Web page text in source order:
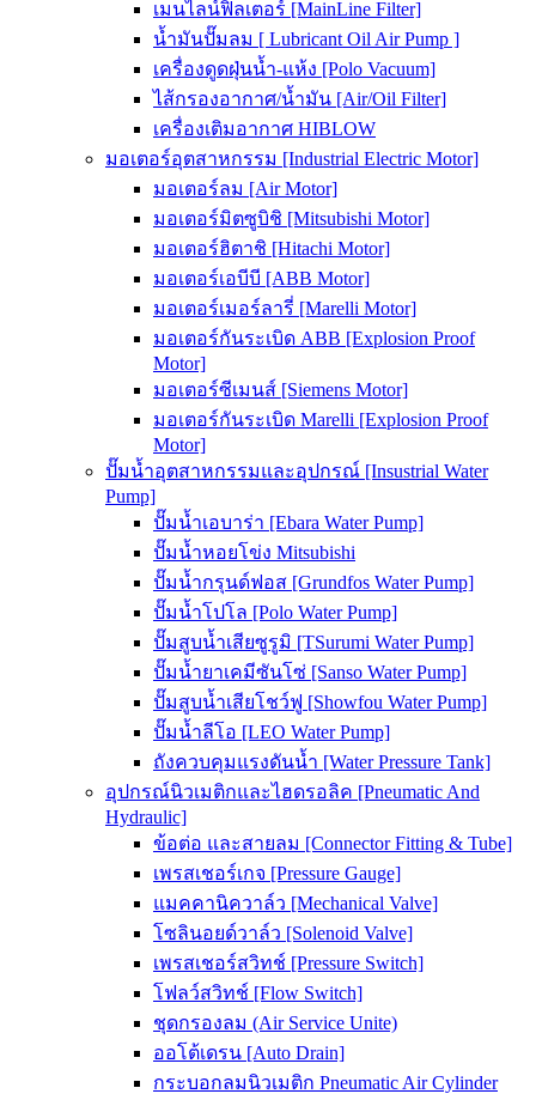
เมนไลน์ฟิลเตอร์ [MainLine Filter]
น้ำมันปั๊มลม [ Lubricant Oil Air Pump ]
เครื่องดูดฝุ่นน้ำ-แห้ง [Polo Vacuum]
ไส้กรองอากาศ/น้ำมัน [Air/Oil Filter]
เครื่องเติมอากาศ HIBLOW
มอเตอร์อุตสาหกรรม [Industrial Electric Motor]
มอเตอร์ลม [Air Motor]
มอเตอร์มิตซูบิชิ [Mitsubishi Motor]
มอเตอร์ฮิตาชิ [Hitachi Motor]
มอเตอร์เอบีบี [ABB Motor]
มอเตอร์เมอร์ลารี่ [Marelli Motor]
มอเตอร์กันระเบิด ABB [Explosion Proof
Motor]
มอเตอร์ซีเมนส์ [Siemens Motor]
มอเตอร์กันระเบิด Marelli [Explosion Proof
Motor]
ปั๊มน้ำอุตสาหกรรมและอุปกรณ์ [Insustrial Water
Pump]
ปั๊มน้ำเอบาร่า [Ebara Water Pump]
ปั๊มน้ำหอยโข่ง Mitsubishi
ปั๊มน้ำกรุนด์ฟอส [Grundfos Water Pump]
ปั๊มน้ำโปโล [Polo Water Pump]
ปั๊มสูบน้ำเสียซูรูมิ [TSurumi Water Pump]
ปั๊มน้ำยาเคมีซันโซ่ [Sanso Water Pump]
ปั๊มสูบน้ำเสียโชว์ฟู [Showfou Water Pump]
ปั๊มน้ำลีโอ [LEO Water Pump]
ถังควบคุมแรงดันน้ำ [Water Pressure Tank]
อุปกรณ์นิวเมติกและไฮดรอลิค [Pneumatic And
Hydraulic]
ข้อต่อ และสายลม [Connector Fitting & Tube]
เพรสเชอร์เกจ [Pressure Gauge]
แมคคานิควาล์ว [Mechanical Valve]
โซลินอยด์วาล์ว [Solenoid Valve]
เพรสเชอร์สวิทช์ [Pressure Switch]
โฟลว์สวิทช์ [Flow Switch]
ชุดกรองลม (Air Service Unite)
ออโต้เดรน [Auto Drain]
กระบอกลมนิวเมติก Pneumatic Air Cylinder